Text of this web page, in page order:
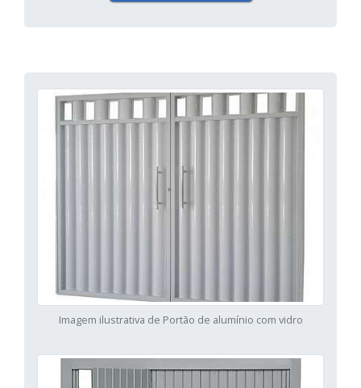
Imagem ilustrativa de Portão de alumínio com vidro